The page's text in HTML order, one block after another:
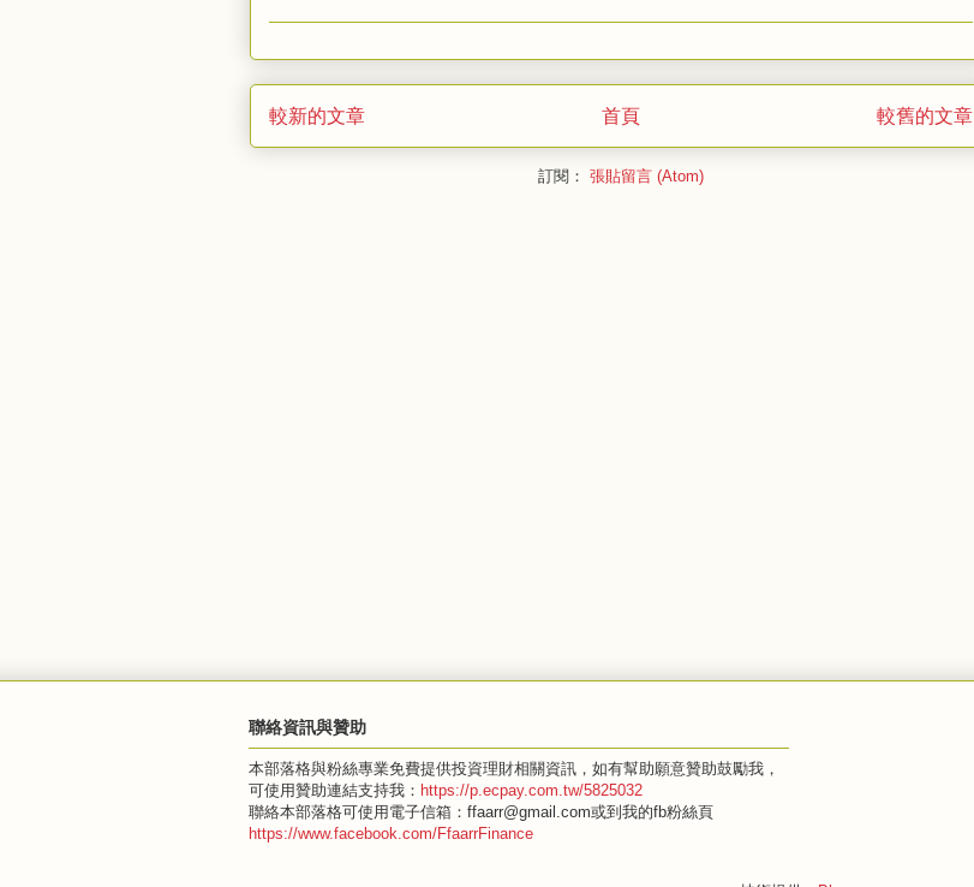
較新的文章 較舊的文章
首頁
訂閱： 張貼留言 (Atom)
聯絡資訊與贊助
本部落格與粉絲專業免費提供投資理財相關資訊，如有幫助願意贊助鼓勵我，
可使用贊助連結支持我： https://p.ecpay.com.tw/5825032
聯絡本部落格可使用電子信箱：ffaarr@gmail.com或到我的fb粉絲頁
https://www.facebook.com/FfaarrFinance